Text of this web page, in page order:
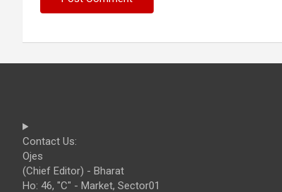
Contact Us:
Ojes
(Chief Editor) - Bharat
Ho: 46, "C" - Market, Sector01